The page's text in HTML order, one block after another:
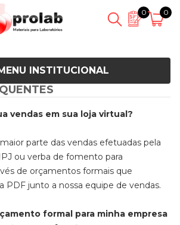
0 0
INSTITUCIONAL
vendas em sua loja virtual?
parte das vendas efetuadas pela
ou verba de fomento para
de orçamentos formais que
PDF junto a nossa equipe de vendas.
formal para minha empresa